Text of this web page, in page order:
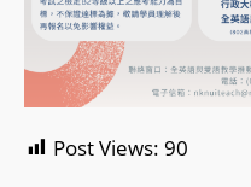
Post Views: 90